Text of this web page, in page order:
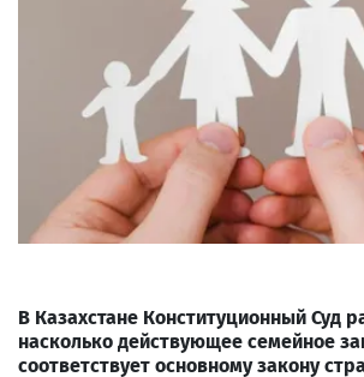
В Казахстане Конституционный Суд
насколько действующее семейное
соответствует основному закону